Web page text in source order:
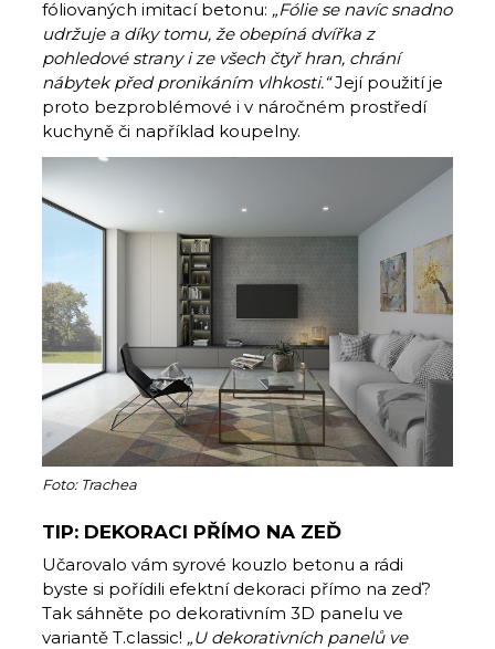
fóliovaných imitací betonu: „Fólie se navíc snadno
udržuje a díky tomu, že obepíná dvířka z
pohledové strany i ze všech čtyř hran, chrání
nábytek před pronikáním vlhkosti.“Její použití je
proto bezproblémové i v náročném prostředí
kuchyně či například koupelny.
Foto: Trachea
TIP: DEKORACI PŘÍMO NA ZEĎ
Učarovalo vám syrové kouzlo betonu a rádi
byste si pořídili efektní dekoraci přímo na zeď?
Tak sáhněte po dekorativním 3D panelu ve
variantě T.classic! „U dekorativních panelů ve